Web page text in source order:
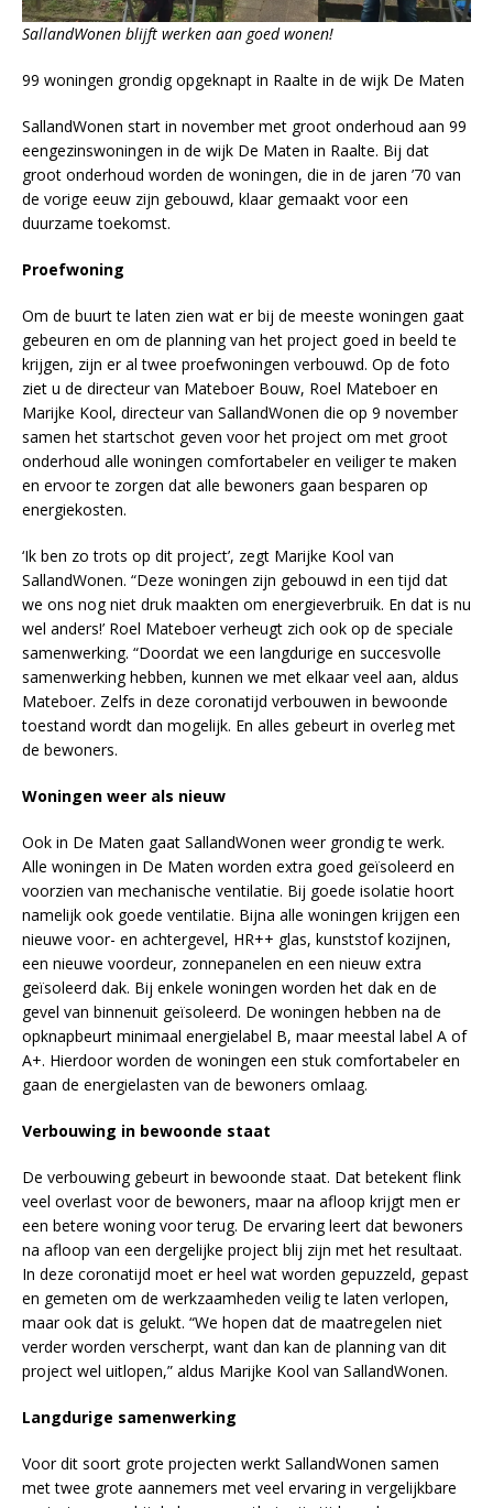
SallandWonen blijft werken aan goed wonen!
99 woningen grondig opgeknapt in Raalte in de wijk De Maten
SallandWonen start in november met groot onderhoud aan 99
eengezinswoningen in de wijk De Maten in Raalte. Bij dat
groot onderhoud worden de woningen, die in de jaren ’70 van
de vorige eeuw zijn gebouwd, klaar gemaakt voor een
duurzame toekomst.
Proefwoning
Om de buurt te laten zien wat er bij de meeste woningen gaat
gebeuren en om de planning van het project goed in beeld te
krijgen, zijn er al twee proefwoningen verbouwd. Op de foto
ziet u de directeur van Mateboer Bouw, Roel Mateboer en
Marijke Kool, directeur van SallandWonen die op 9 november
samen het startschot geven voor het project om met groot
onderhoud alle woningen comfortabeler en veiliger te maken
en ervoor te zorgen dat alle bewoners gaan besparen op
energiekosten.
‘Ik ben zo trots op dit project’, zegt Marijke Kool van
SallandWonen. “Deze woningen zijn gebouwd in een tijd dat
we ons nog niet druk maakten om energieverbruik. En dat is nu
wel anders!’ Roel Mateboer verheugt zich ook op de speciale
samenwerking. “Doordat we een langdurige en succesvolle
samenwerking hebben, kunnen we met elkaar veel aan, aldus
Mateboer. Zelfs in deze coronatijd verbouwen in bewoonde
toestand wordt dan mogelijk. En alles gebeurt in overleg met
de bewoners.
Woningen weer als nieuw
Ook in De Maten gaat SallandWonen weer grondig te werk.
Alle woningen in De Maten worden extra goed geïsoleerd en
voorzien van mechanische ventilatie. Bij goede isolatie hoort
namelijk ook goede ventilatie. Bijna alle woningen krijgen een
nieuwe voor- en achtergevel, HR++ glas, kunststof kozijnen,
een nieuwe voordeur, zonnepanelen en een nieuw extra
geïsoleerd dak. Bij enkele woningen worden het dak en de
gevel van binnenuit geïsoleerd. De woningen hebben na de
opknapbeurt minimaal energielabel B, maar meestal label A of
A+. Hierdoor worden de woningen een stuk comfortabeler en
gaan de energielasten van de bewoners omlaag.
Verbouwing in bewoonde staat
De verbouwing gebeurt in bewoonde staat. Dat betekent flink
veel overlast voor de bewoners, maar na afloop krijgt men er
een betere woning voor terug. De ervaring leert dat bewoners
na afloop van een dergelijke project blij zijn met het resultaat.
In deze coronatijd moet er heel wat worden gepuzzeld, gepast
en gemeten om de werkzaamheden veilig te laten verlopen,
maar ook dat is gelukt. “We hopen dat de maatregelen niet
verder worden verscherpt, want dan kan de planning van dit
project wel uitlopen,” aldus Marijke Kool van SallandWonen.
Langdurige samenwerking
Voor dit soort grote projecten werkt SallandWonen samen
met twee grote aannemers met veel ervaring in vergelijkbare